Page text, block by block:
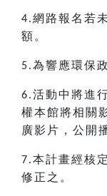
4.網路報名若
額。
5.為響應環保
6.活動中將進
權本館將相關
廣影片，公開
7.本計畫經核
修正之。